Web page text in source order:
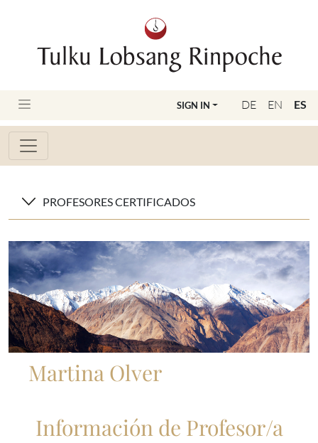
DE EN ES
SIGN IN
PROFESORES CERTIFICADOS
Martina Olver
Información de Profesor/a